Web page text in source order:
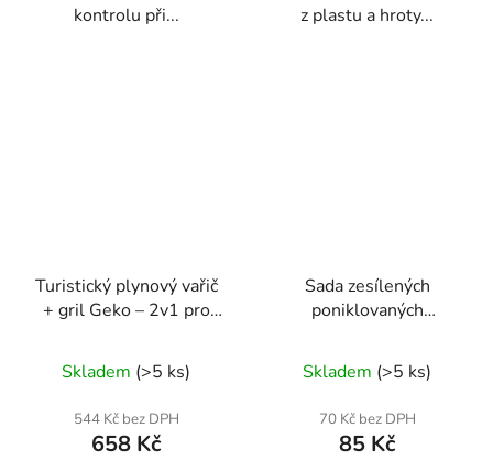
kontrolu při...
z plastu a hroty...
Turistický plynový vařič
+ gril Geko – 2v1 pro
Skladem (>5 ks)
544 Kč bez DPH
658 Kč
Sada zesílených
poniklovaných
1 – Geko K02362
Skladem (>5 ks)
70 Kč bez DPH
85 Kč